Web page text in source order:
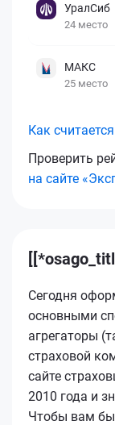
УралСиб
24 место
МАКС
25 место
Как
Проверить
на сайте
Сегодня
основными
агрегаторы
страховой
сайте
2010 года и
Чтобы вам